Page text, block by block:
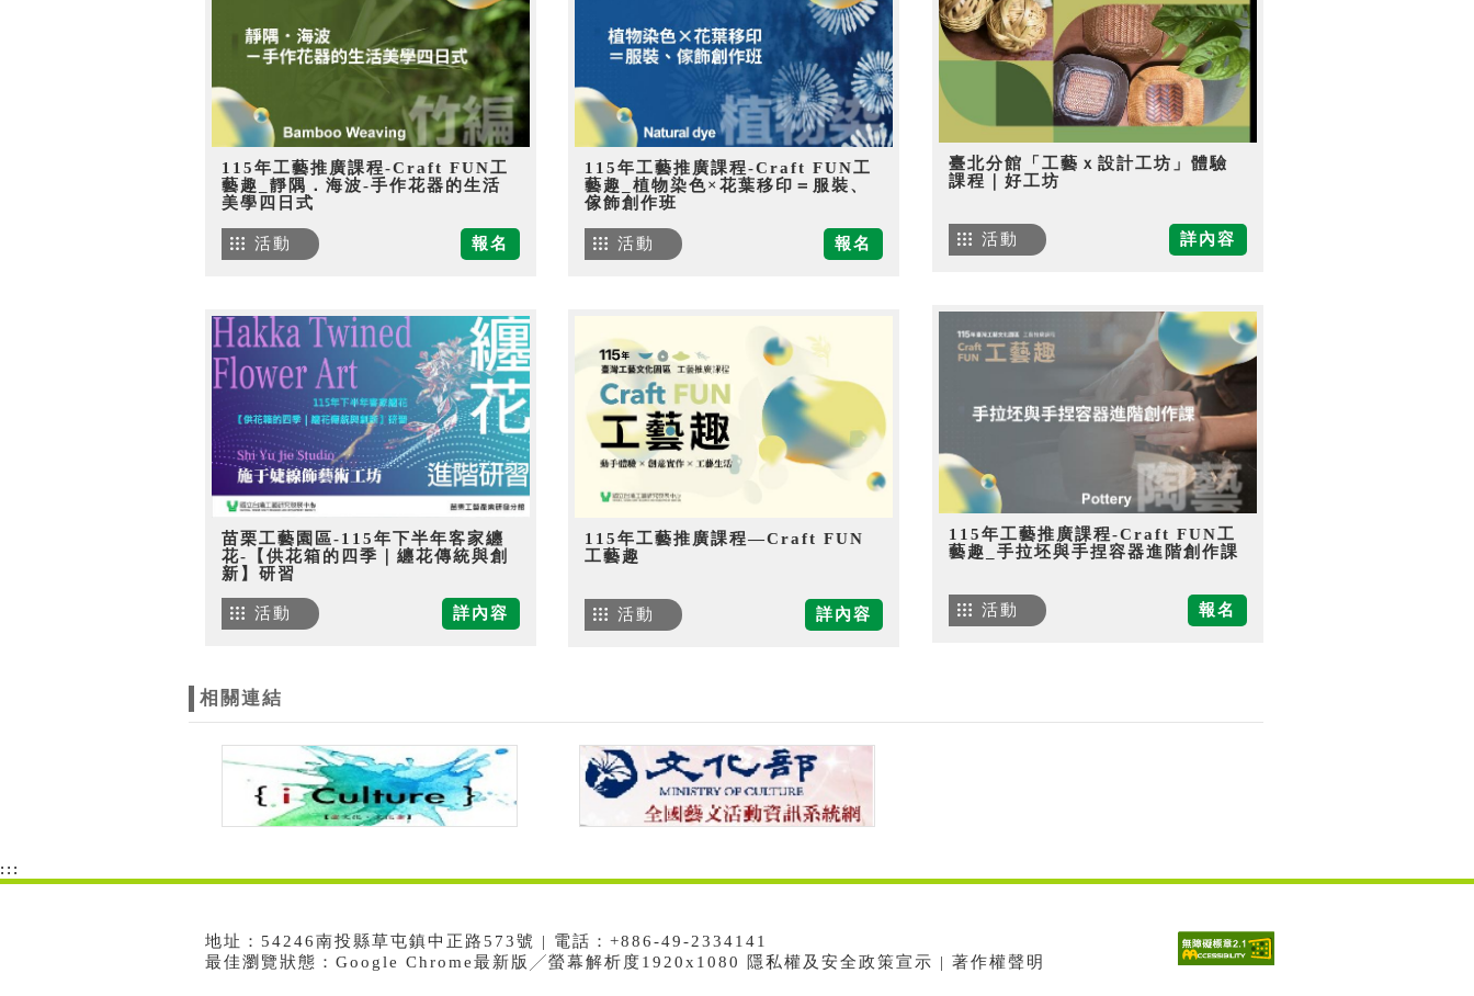
115年工藝推廣課程-Craft FUN工
藝趣_靜隅．海波-手作花器的生活
美學四日式
報名
活動
115年工藝推廣課程-Craft FUN工
藝趣_植物染色×花葉移印＝服裝、
傢飾創作班
報名
活動
臺北分館「工藝ｘ設計工坊」體驗
課程｜好工坊
詳內容
活動
115年工藝推廣課程-Craft FUN工
藝趣_手拉坯與手捏容器進階創作課
報名
活動
苗栗工藝園區-115年下半年客家纏
花-【供花箱的四季｜纏花傳統與創
新】研習
詳內容
活動
115年工藝推廣課程—Craft FUN
工藝趣
詳內容
活動
相關連結
:::
地址：54246南投縣草屯鎮中正路573號 | 電話：+886-49-2334141
最佳瀏覽狀態：Google Chrome最新版╱螢幕解析度1920x1080 隱私權及安全政策宣示 | 著作權聲明